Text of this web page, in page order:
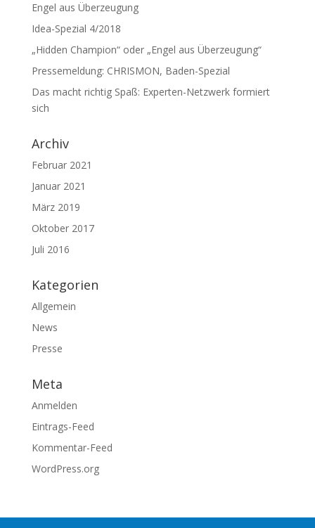
Engel aus Überzeugung
Idea-Spezial 4/2018
„Hidden Champion“ oder „Engel aus Überzeugung“
Pressemeldung: CHRISMON, Baden-Spezial
Das macht richtig Spaß: Experten-Netzwerk formiert
sich
Archiv
Februar 2021
Januar 2021
März 2019
Oktober 2017
Juli 2016
Kategorien
Allgemein
News
Presse
Meta
Anmelden
Eintrags-Feed
Kommentar-Feed
WordPress.org